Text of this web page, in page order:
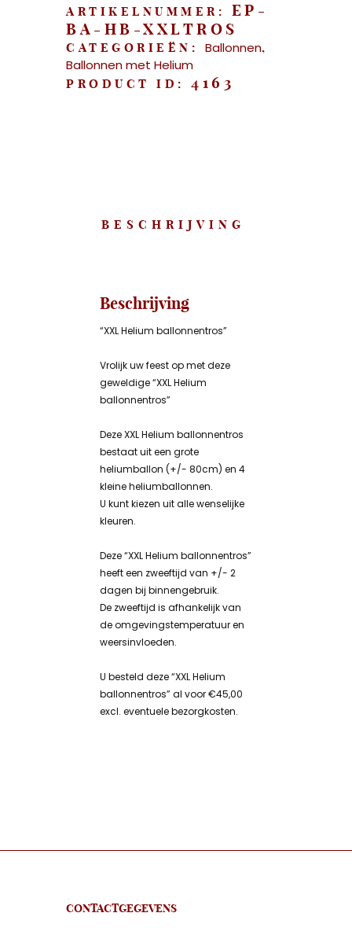
ARTIKELNUMMER: EP-
BA-HB-XXLTROS
CATEGORIEËN: Ballonnen,
Ballonnen met Helium
PRODUCT ID: 4163
BESCHRIJVING
Beschrijving
“XXL Helium ballonnentros”
Vrolijk uw feest op met deze
geweldige “XXL Helium
ballonnentros”
Deze XXL Helium ballonnentros
bestaat uit een grote
heliumballon (+/- 80cm) en 4
kleine heliumballonnen.
U kunt kiezen uit alle wenselijke
kleuren.
Deze “XXL Helium ballonnentros”
heeft een zweeftijd van +/- 2
dagen bij binnengebruik.
De zweeftijd is afhankelijk van
de omgevingstemperatuur en
weersinvloeden.
U besteld deze “XXL Helium
ballonnentros” al voor €45,00
excl. eventuele bezorgkosten.
CONTACTGEGEVENS